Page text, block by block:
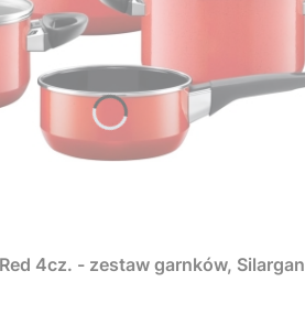
4cz. - zestaw garnków, Silargan